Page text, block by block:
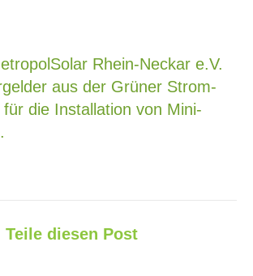
Rhein-Neckar e.V.
aus der Grüner Strom-
die Installation von Mini-
Teile diesen Post